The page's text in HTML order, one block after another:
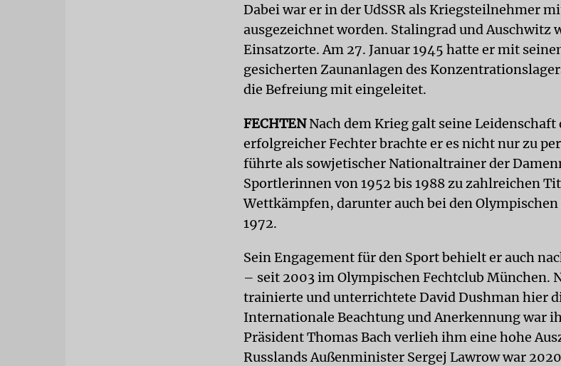
Dabei war er in der UdSSR als Kriegsteilnehmer
ausgezeichnet worden. Stalingrad und Auschwitz
Einsatzorte. Am 27. Januar 1945 hatte er mit
gesicherten Zaunanlagen des
die Befreiung mit eingeleitet.
FECHTENNach dem Krieg galt seine Leidenschaft
erfolgreicher Fechter brachte er es nicht nur zu
führte als sowjetischer Nationaltrainer der
Sportlerinnen von 1952 bis 1988 zu zahlreichen
Wettkämpfen, darunter auch bei den
1972.
Sein Engagement für den Sport behielt er auch
– seit 2003 im Olympischen Fechtclub München.
trainierte und unterrichtete David Dushman hier
Internationale Beachtung und Anerkennung war
Präsident Thomas Bach verlieh ihm eine hohe
Russlands Außenminister Sergej Lawrow war